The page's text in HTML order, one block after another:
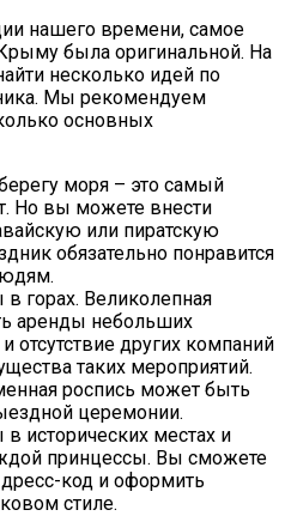
нашего времени, самое
была оригинальной. На
несколько идей по
Мы рекомендуем
основных
моря – это самый
Но вы можете внести
или пиратскую
обязательно понравится
горах. Великолепная
аренды небольших
отсутствие других компаний
таких мероприятий.
роспись может быть
церемонии.
исторических местах и
принцессы. Вы сможете
код и оформить
стиле.